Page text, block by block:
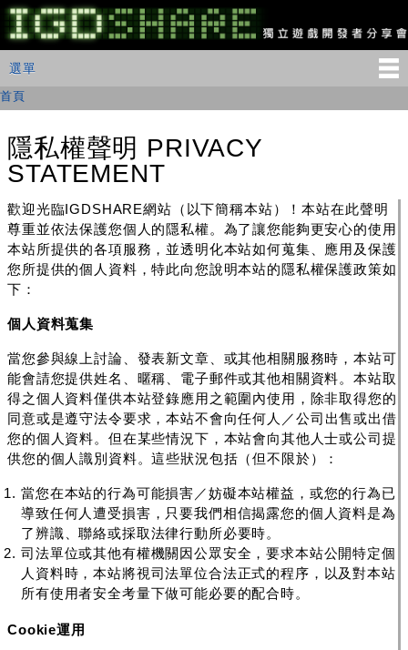
移
至
主
IGDSHARE
獨
遊
開
者
分
會
主選單
選單
您在這裡
首頁
隱私權聲明 PRIVACY
STATEMENT
歡迎光臨IGDSHARE網站（以下簡稱本站）！本站在此聲明
尊重並依法保護您個人的隱私權。為了讓您能夠更安心的使用
本站所提供的各項服務，並透明化本站如何蒐集、應用及保護
您所提供的個人資料，特此向您說明本站的隱私權保護政策如
下：
個人資料蒐集
當您參與線上討論、發表新文章、或其他相關服務時，本站可
能會請您提供姓名、暱稱、電子郵件或其他相關資料。本站取
得之個人資料僅供本站登錄應用之範圍內使用 ，除非取得您的
同意或是遵守法令要求 ，本站不會向任何人／公司 出售或出借
您的個人資料。 但在某些情況下，本站會向其他人士或公司提
供您的個人識別資料。這些狀況包括（但不限於）：
當您在本站的行為可能損害／妨礙本站權益，或您的行為已
導致任何人遭受損害，只要我們相信揭露您的個人資料是為
了辨識、聯絡或採取法律行動所必要時。
司法單位或其他有權機關因公眾安全，要求本站公開特定個
人資料時，本站將視司法單位合法正式的程序，以及對本站
所有使用者安全考量下做可能必要的配合時。
Cookie運用